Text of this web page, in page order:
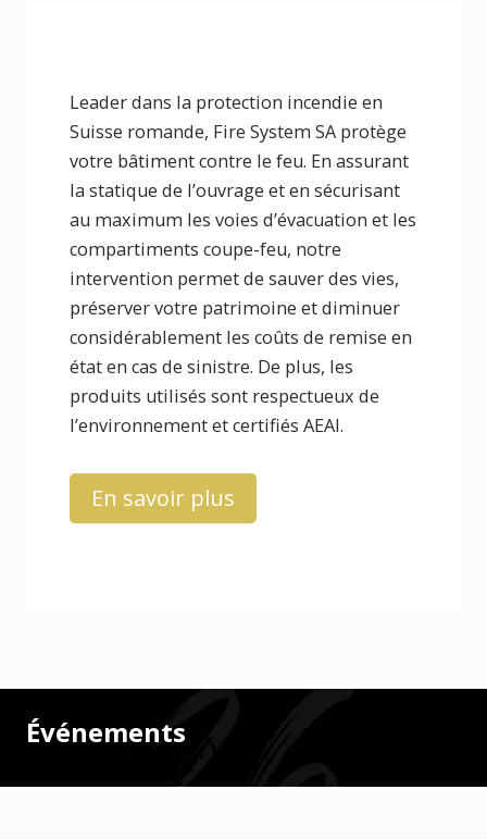
Leader dans la protection incendie en
Suisse romande, Fire System SA protège
votre bâtiment contre le feu. En assurant
la statique de l’ouvrage et en sécurisant
au maximum les voies d’évacuation et les
compartiments coupe-feu, notre
intervention permet de sauver des vies,
préserver votre patrimoine et diminuer
considérablement les coûts de remise en
état en cas de sinistre. De plus, les
produits utilisés sont respectueux de
l’environnement et certifiés AEAI.
En savoir plus
Événements